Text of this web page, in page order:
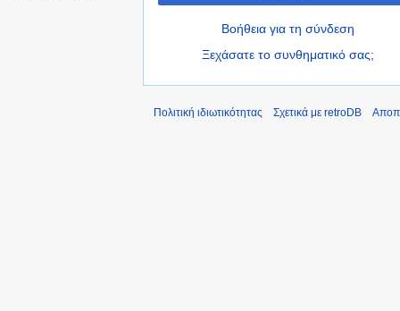
Βοήθεια για τη σύνδεση
Ξεχάσατε το συνθηματικό σας;
Πολιτική ιδιωτικότητας Σχετικά με retroDB